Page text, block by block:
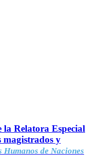
Relatora Especial
magistrados y
Humanos de Naciones